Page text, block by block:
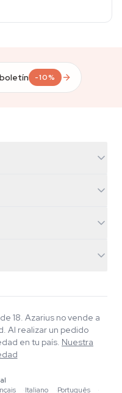
-10%
18. Azarius no vende a
Al realizar un pedido
en tu país. Nuestra
·Italiano ·Português ·